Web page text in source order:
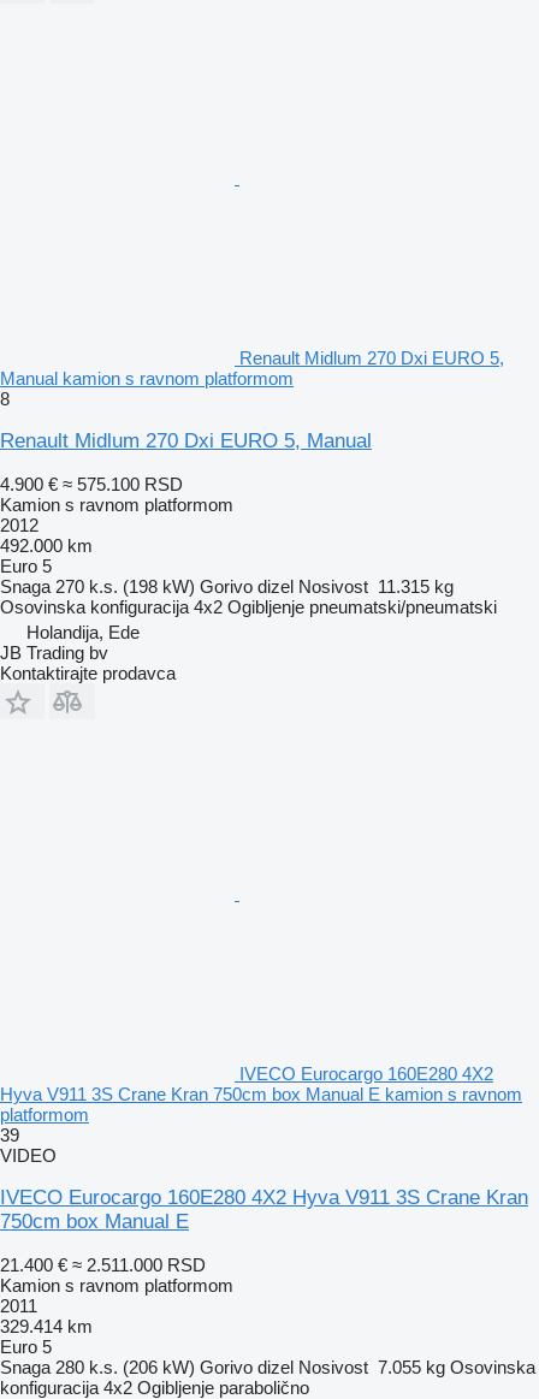
Renault Midlum 270 Dxi EURO 5,
Manual kamion s ravnom platformom
8
Renault Midlum 270 Dxi EURO 5, Manual
4.900 € ≈ 575.100 RSD
Kamion s ravnom platformom
2012
492.000 km
Euro 5
Snaga 270 k.s. (198 kW) Gorivo dizel Nosivost 11.315 kg
Osovinska konfiguracija 4x2 Ogibljenje pneumatski/pneumatski
Holandija, Ede
JB Trading bv
Kontaktirajte prodavca
IVECO Eurocargo 160E280 4X2
Hyva V911 3S Crane Kran 750cm box Manual E kamion s ravnom
platformom
39
VIDEO
IVECO Eurocargo 160E280 4X2 Hyva V911 3S Crane Kran
750cm box Manual E
21.400 € ≈ 2.511.000 RSD
Kamion s ravnom platformom
2011
329.414 km
Euro 5
Snaga 280 k.s. (206 kW) Gorivo dizel Nosivost 7.055 kg Osovinska
konfiguracija 4x2 Ogibljenje parabolično